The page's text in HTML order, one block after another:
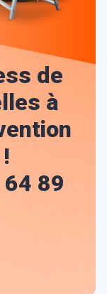
de
à
89